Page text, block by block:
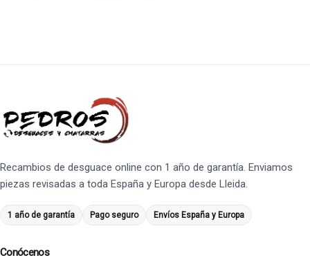
Recambios de desguace online con 1 año de garantía. Enviamos
piezas revisadas a toda España y Europa desde Lleida.
1 año de garantía Pago seguro Envíos España y Europa
Conócenos